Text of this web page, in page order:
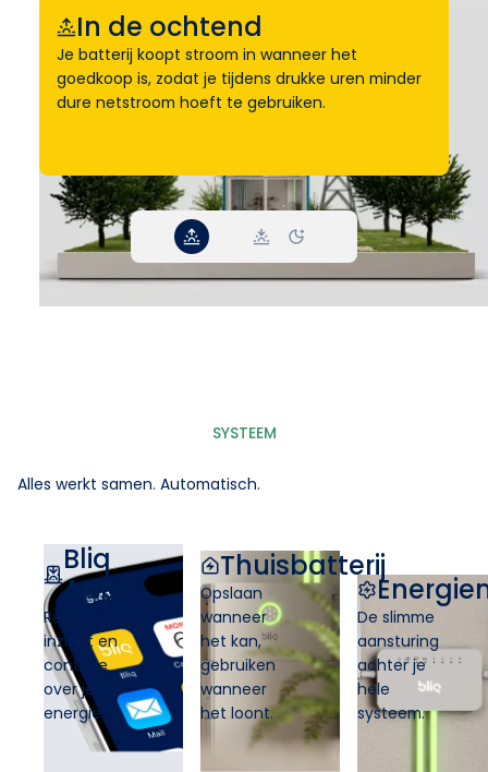
In de ochtend
Je batterij koopt stroom in wanneer het
goedkoop is, zodat je tijdens drukke uren minder
dure netstroom hoeft te gebruiken.
SYSTEEM
Alles werkt samen. Automatisch.
Bliq
App
Realtime
inzicht en
controle
over je
energie
Thuisbatterij
Opslaan
wanneer
het kan,
gebruiken
wanneer
het loont.
De slimme
aansturing
achter je
hele
systeem.